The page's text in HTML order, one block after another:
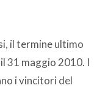
il termine ultimo
31 maggio 2010. I
i vincitori del